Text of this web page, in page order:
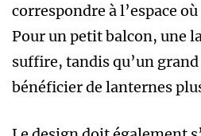
correspondre à l’espace
Pour un petit balcon, une
suffire, tandis qu’un
bénéficier de lanternes